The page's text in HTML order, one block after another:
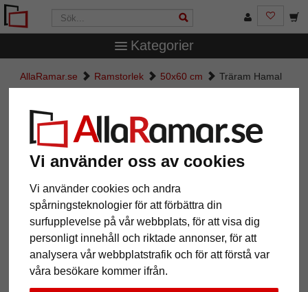
Vi använder oss av cookies
Vi använder cookies och andra
spårningsteknologier för att förbättra din
surfupplevelse på vår webbplats, för att visa dig
personligt innehåll och riktade annonser, för att
analysera vår webbplatstrafik och för att förstå var
våra besökare kommer ifrån.
Kategorier
AllaRamar.se Ramstorlek 50x60 cm Träram Hamal
Träram Hamal
Tillbaka